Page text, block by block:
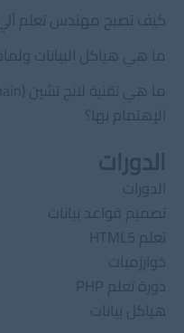
كيف تصبح مهندس تعلم آلي
ما هي هياكل البيانات
الإهتمام بها؟
الدورات
الدورات
تصميم قواعد بيانات
تعلم HTML5
خوارزميات
دورة تعلم PHP
هياكل بيانات